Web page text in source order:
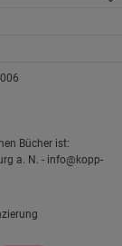
Bücher ist:
a. N. - info@kopp-